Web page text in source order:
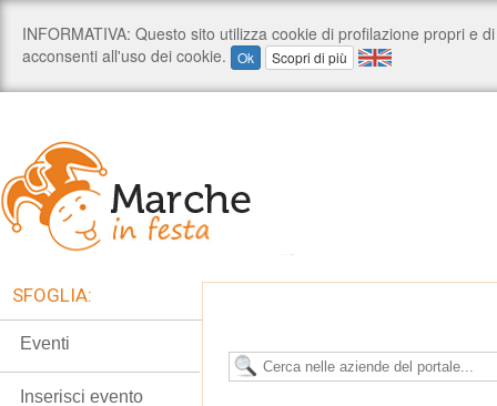
SFOGLIA:
Eventi
Inserisci evento